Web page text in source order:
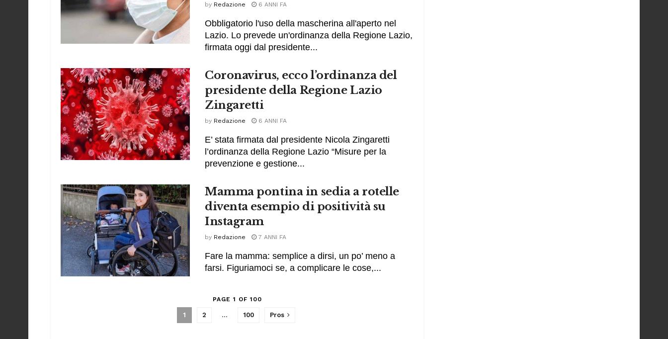
by Redazione 6 ANNI FA
Obbligatorio l'uso della mascherina all'aperto nel
Lazio. Lo prevede un'ordinanza della Regione Lazio,
firmata oggi dal presidente...
Coronavirus, ecco l’ordinanza del
presidente della Regione Lazio
Zingaretti
by Redazione 6 ANNI FA
E’ stata firmata dal presidente Nicola Zingaretti
l’ordinanza della Regione Lazio “Misure per la
prevenzione e gestione...
Mamma pontina in sedia a rotelle
diventa esempio di positività su
Instagram
by Redazione 7 ANNI FA
Fare la mamma: semplice a dirsi, un po’ meno a
farsi. Figuriamoci se, a complicare le cose,...
PAGE 1 OF 100
1 2 … 100 Pros